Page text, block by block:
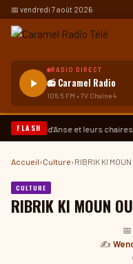
📅 vendredi 7 août 2026
RADIO DIRECT
📻 Caramel Radio
106.5 FM • TV Chaîne 4
FLASH
chaires, vendues sur le
Accueil›Culture›RIBRIK KI MOUN
CULTURE
RIBRIK KI MOUN
✍️